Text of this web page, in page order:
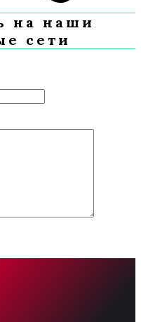
на наши
сети